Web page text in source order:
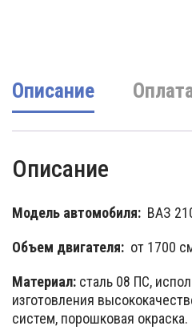
Описание
Описание
Модель автомобиля: ВАЗ
Объем двигателя: от 1700
Материал: сталь 08 ПC,
изготовления
систем, порошковая окраска.